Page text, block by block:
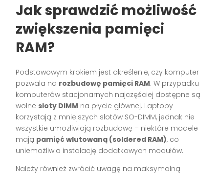
Jak sprawdzić możliwość
zwiększenia pamięci
RAM?
Podstawowym krokiem jest określenie, czy komputer
pozwala na rozbudowę pamięci RAM. W przypadku
komputerów stacjonarnych najczęściej dostępne są
wolne sloty DIMM na płycie głównej. Laptopy
korzystają z mniejszych slotów SO-DIMM, jednak nie
wszystkie umożliwiają rozbudowę – niektóre modele
mają pamięć wlutowaną (soldered RAM), co
uniemożliwia instalację dodatkowych modułów.
Należy również zwrócić uwagę na maksymalną